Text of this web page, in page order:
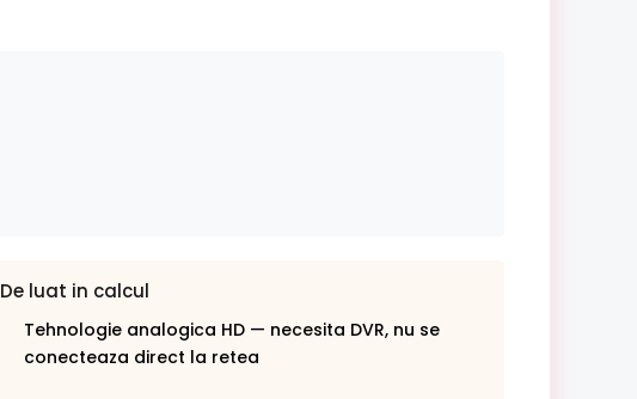
De luat in calcul
Tehnologie analogica HD — necesita DVR, nu se
conecteaza direct la retea